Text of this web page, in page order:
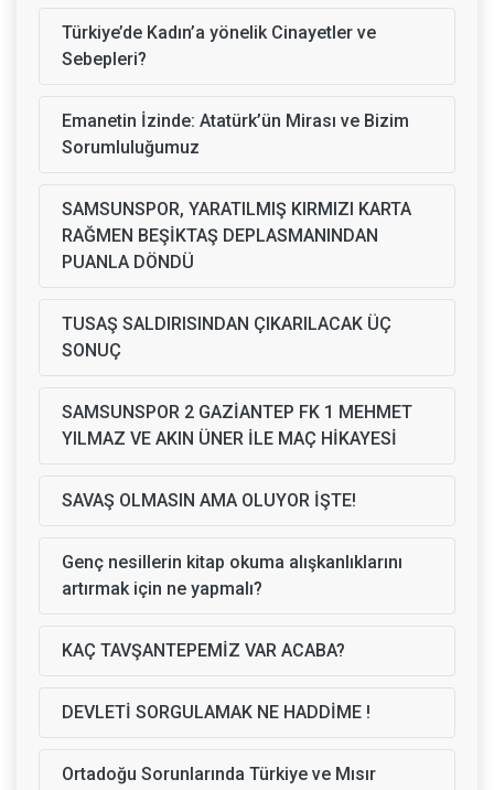
Türkiye’de Kadın’a yönelik Cinayetler ve
Sebepleri?
Emanetin İzinde: Atatürk’ün Mirası ve Bizim
Sorumluluğumuz
SAMSUNSPOR, YARATILMIŞ KIRMIZI KARTA
RAĞMEN BEŞİKTAŞ DEPLASMANINDAN
PUANLA DÖNDÜ
TUSAŞ SALDIRISINDAN ÇIKARILACAK ÜÇ
SONUÇ
SAMSUNSPOR 2 GAZİANTEP FK 1 MEHMET
YILMAZ VE AKIN ÜNER İLE MAÇ HİKAYESİ
SAVAŞ OLMASIN AMA OLUYOR İŞTE!
Genç nesillerin kitap okuma alışkanlıklarını
artırmak için ne yapmalı?
KAÇ TAVŞANTEPEMİZ VAR ACABA?
DEVLETİ SORGULAMAK NE HADDİME !
Ortadoğu Sorunlarında Türkiye ve Mısır